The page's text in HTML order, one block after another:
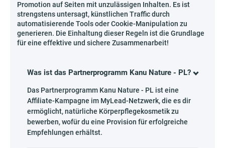
Promotion auf Seiten mit unzulässigen Inhalten. Es ist
strengstens untersagt, künstlichen Traffic durch
automatisierende Tools oder Cookie-Manipulation zu
generieren. Die Einhaltung dieser Regeln ist die Grundlage
für eine effektive und sichere Zusammenarbeit!
Was ist das Partnerprogramm Kanu Nature - PL?
Das Partnerprogramm Kanu Nature - PL ist eine
Affiliate-Kampagne im MyLead-Netzwerk, die es dir
ermöglicht, natürliche Körperpflegekosmetik zu
bewerben, wofür du eine Provision für erfolgreiche
Empfehlungen erhältst.